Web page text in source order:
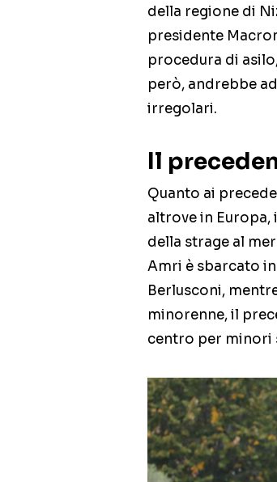
della regione di
presidente
procedura di
però, andrebbe
irregolari.
Il
Quanto ai
altrove in Europa,
della strage al
Amri è sbarcato in
Berlusconi,
minorenne, il
centro per minori